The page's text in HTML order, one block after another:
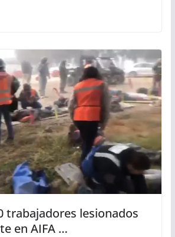
trabajadores lesionados
en AIFA …